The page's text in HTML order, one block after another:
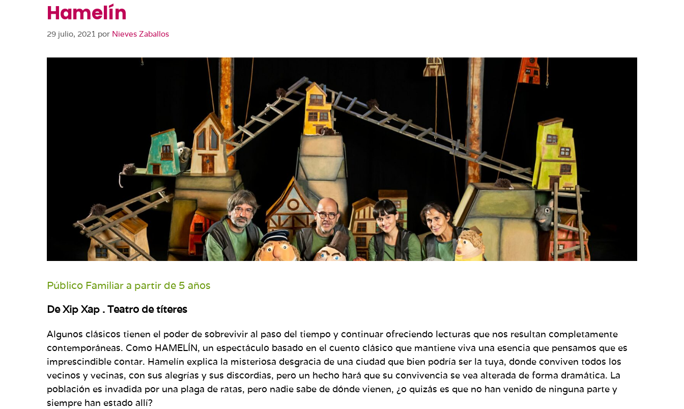
Hamelín
29 julio, 2021 por Nieves Zaballos
Público Familiar a partir de 5 años
De Xip Xap . Teatro de títeres
Algunos clásicos tienen el poder de sobrevivir al paso del tiempo y continuar ofreciendo lecturas que nos resultan completamente
contemporáneas. Como HAMELÍN, un espectáculo basado en el cuento clásico que mantiene viva una esencia que pensamos que es
imprescindible contar. Hamelín explica la misteriosa desgracia de una ciudad que bien podría ser la tuya, donde conviven todos los
vecinos y vecinas, con sus alegrías y sus discordias, pero un hecho hará que su convivencia se vea alterada de forma dramática. La
población es invadida por una plaga de ratas, pero nadie sabe de dónde vienen, ¿o quizás es que no han venido de ninguna parte y
siempre han estado allí?